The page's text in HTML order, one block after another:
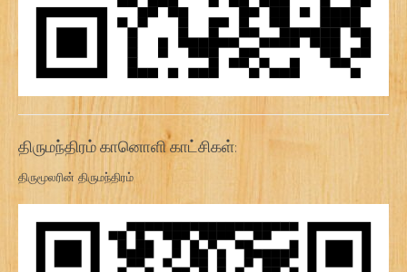
திருமந்திரம் கானொளி காட்சிகள்:
திருமூலரின் திருமந்திரம்